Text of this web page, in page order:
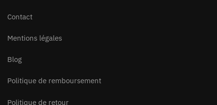
Contact
Mentions légales
Blog
Politique de remboursement
Politique de retour